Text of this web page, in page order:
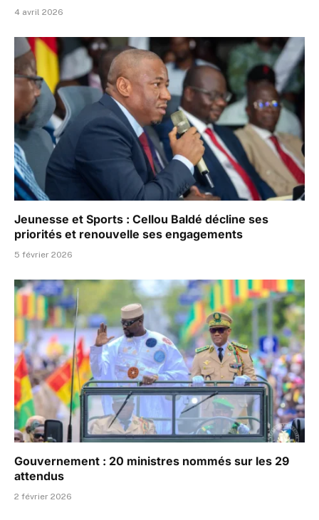
4 avril 2026
Jeunesse et Sports : Cellou Baldé décline ses
priorités et renouvelle ses engagements
5 février 2026
Gouvernement : 20 ministres nommés sur les 29
attendus
2 février 2026